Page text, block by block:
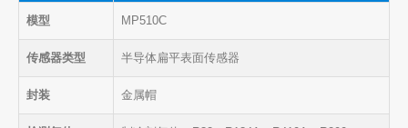
模型 MP510C
传感器类型 半导体扁平表面传感器
封装 金属帽